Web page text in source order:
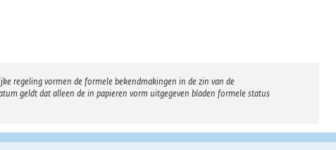
regeling vormen de formele bekendmakingen in de zin van de
geldt dat alleen de in papieren vorm uitgegeven bladen formele status